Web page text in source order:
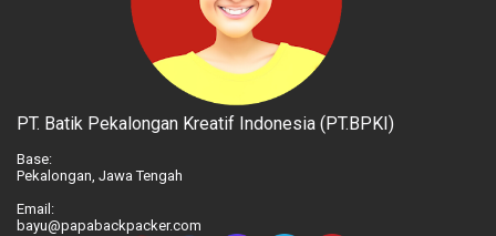
PT. Batik Pekalongan Kreatif Indonesia (PT.BPKI)
Base:
Pekalongan, Jawa Tengah
Email:
bayu@papabackpacker.com